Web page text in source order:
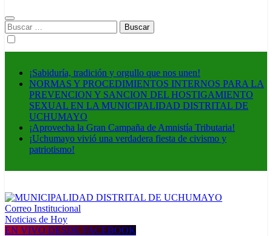
Buscar:
¡Sabiduría, tradición y orgullo que nos unen!
NORMAS Y PROCEDIMIENTOS INTERNOS PARA LA
PREVENCION Y SANCION DEL HOSTIGAMIENTO
SEXUAL EN LA MUNICIPALIDAD DISTRITAL DE
UCHUMAYO
¡Aprovecha la Gran Campaña de Amnistía Tributaria!
¡Uchumayo vivió una verdadera fiesta de civismo y
patriotismo!
MUNICIPALIDAD DISTRITAL DE UCHUMAYO
Construyendo una nueva Historia
Correo Institucional
Noticias de Hoy
EN VIVO DESDE FACEBOOK